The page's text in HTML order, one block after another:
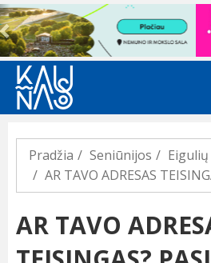
Previous
Pradžia Seniūnijos
AR TAVO ADRESAS
AR TAVO